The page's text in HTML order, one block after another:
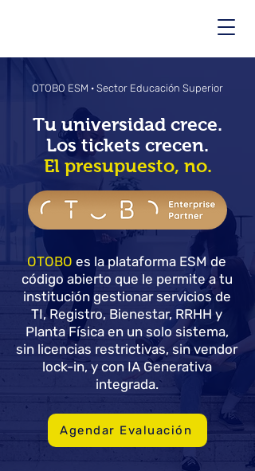
OTOBO ESM · Sector Educación Superior
Tu universidad crece.
Los tickets crecen.
El presupuesto, no.
OTOBO es la plataforma ESM de
código abierto que le permite a tu
institución gestionar servicios de
TI, Registro, Bienestar, RRHH y
Planta Física en un solo sistema,
sin licencias restrictivas, sin vendor
lock-in, y con IA Generativa
integrada.
Agendar Evaluación